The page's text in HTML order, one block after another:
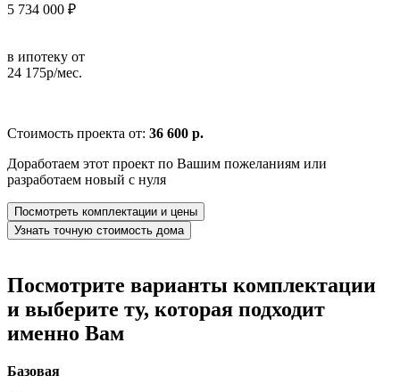
5 734 000 ₽
в ипотеку от
24 175р/мес.
Стоимость проекта от: 36 600 р.
Доработаем этот проект по Вашим пожеланиям или
разработаем новый с нуля
Посмотреть комплектации и цены
Узнать точную стоимость дома
Посмотрите варианты комплектации
и выберите ту, которая подходит
именно Вам
Базовая